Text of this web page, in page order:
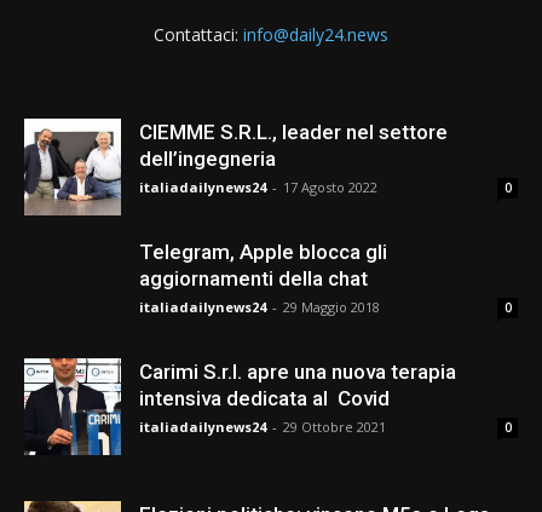
Contattaci: info@daily24.news
CIEMME S.R.L., leader nel settore
dell’ingegneria
italiadailynews24 - 17 Agosto 2022 0
Telegram, Apple blocca gli
aggiornamenti della chat
italiadailynews24 - 29 Maggio 2018 0
Carimi S.r.l. apre una nuova terapia
intensiva dedicata al Covid
italiadailynews24 - 29 Ottobre 2021 0